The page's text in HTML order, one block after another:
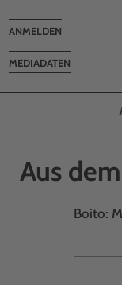
MEDIADATEN
Toggle
navigation
ANMELDEN
Aus
Boito: